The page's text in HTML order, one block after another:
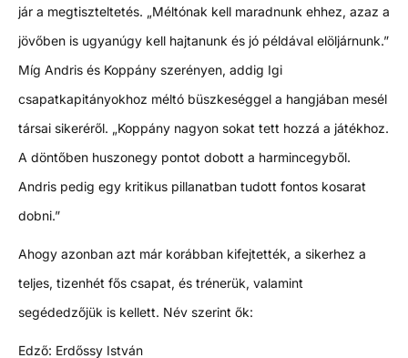
jár a megtiszteltetés. „Méltónak kell maradnunk ehhez, azaz a
jövőben is ugyanúgy kell hajtanunk és jó példával elöljárnunk.”
Míg Andris és Koppány szerényen, addig Igi
csapatkapitányokhoz méltó büszkeséggel a hangjában mesél
társai sikeréről. „Koppány nagyon sokat tett hozzá a játékhoz.
A döntőben huszonegy pontot dobott a harmincegyből.
Andris pedig egy kritikus pillanatban tudott fontos kosarat
dobni.”
Ahogy azonban azt már korábban kifejtették, a sikerhez a
teljes, tizenhét fős csapat, és trénerük, valamint
segédedzőjük is kellett. Név szerint ők:
Edző: Erdőssy István